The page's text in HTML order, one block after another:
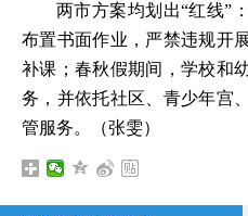
两市方案均划出“红线”
布置书面作业，严禁违规开
补课；春秋假期间，学校和
务，并依托社区、青少年宫
管服务。（张雯）